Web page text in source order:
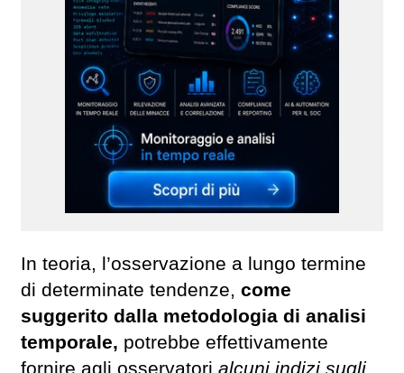
In teoria, l’osservazione a lungo termine
di determinate tendenze, come
suggerito dalla metodologia di analisi
temporale, potrebbe effettivamente
fornire agli osservatori alcuni indizi sugli